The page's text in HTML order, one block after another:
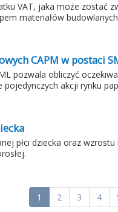
VAT, jaka może zostać
materiałów
CAPM w postaci
pozwala obliczyć
akcji rynku
płci dziecka oraz
1 2 3 4